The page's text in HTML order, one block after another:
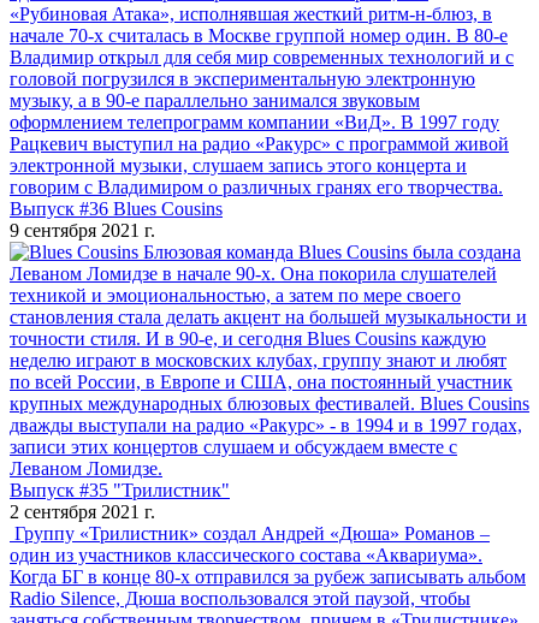
«Рубиновая Атака», исполнявшая жесткий ритм-н-блюз, в
начале 70-х считалась в Москве группой номер один. В 80-е
Владимир открыл для себя мир современных технологий и с
головой погрузился в экспериментальную электронную
музыку, а в 90-е параллельно занимался звуковым
оформлением телепрограмм компании «ВиД». В 1997 году
Рацкевич выступил на радио «Ракурс» с программой живой
электронной музыки, слушаем запись этого концерта и
говорим с Владимиром о различных гранях его творчества.
Выпуск #36 Blues Cousins
9 сентября 2021 г.
Блюзовая команда Blues Cousins была создана
Леваном Ломидзе в начале 90-х. Она покорила слушателей
техникой и эмоциональностью, а затем по мере своего
становления стала делать акцент на большей музыкальности и
точности стиля. И в 90-е, и сегодня Blues Cousins каждую
неделю играют в московских клубах, группу знают и любят
по всей России, в Европе и США, она постоянный участник
крупных международных блюзовых фестивалей. Blues Cousins
дважды выступали на радио «Ракурс» - в 1994 и в 1997 годах,
записи этих концертов слушаем и обсуждаем вместе с
Леваном Ломидзе.
Выпуск #35 "Трилистник"
2 сентября 2021 г.
Группу «Трилистник» создал Андрей «Дюша» Романов –
один из участников классического состава «Аквариума».
Когда БГ в конце 80-х отправился за рубеж записывать альбом
Radio Silence, Дюша воспользовался этой паузой, чтобы